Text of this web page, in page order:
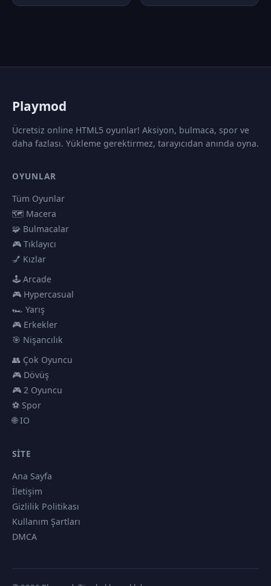
Playmod
Ücretsiz online HTML5 oyunlar! Aksiyon, bulmaca, spor ve
daha fazlası. Yükleme gerektirmez, tarayıcıdan anında oyna.
OYUNLAR
Tüm Oyunlar
🗺️ Macera
🧩 Bulmacalar
🎮 Tıklayıcı
💅 Kızlar
🕹️ Arcade
🎮 Hypercasual
🏎️ Yarış
🎮 Erkekler
🎯 Nişancılık
👥 Çok Oyuncu
🎮 Dövüş
🎮 2 Oyuncu
⚽ Spor
🌐 IO
SITE
Ana Sayfa
İletişim
Gizlilik Politikası
Kullanım Şartları
DMCA